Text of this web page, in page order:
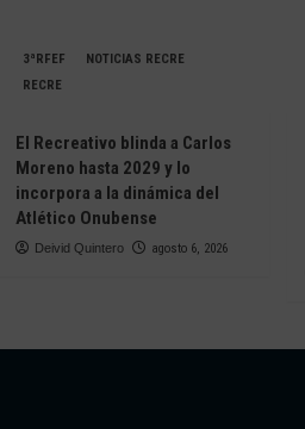
3ªRFEF
NOTICIAS RECRE
RECRE
El Recreativo blinda a Carlos
Moreno hasta 2029 y lo
incorpora a la dinámica del
Atlético Onubense
Deivid Quintero agosto 6, 2026